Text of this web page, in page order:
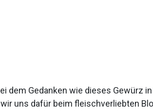
dem Gedanken wie dieses Gewürz
uns dafür beim fleischverliebten